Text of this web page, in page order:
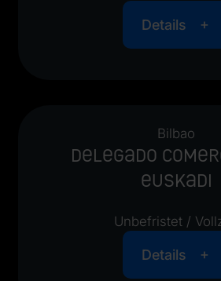
Details
Bilbao
Delegado
Euskadi
Unbefristet /
Details